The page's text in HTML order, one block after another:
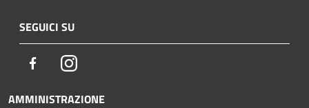
SEGUICI SU
FacebookInstagram
AMMINISTRAZIONE